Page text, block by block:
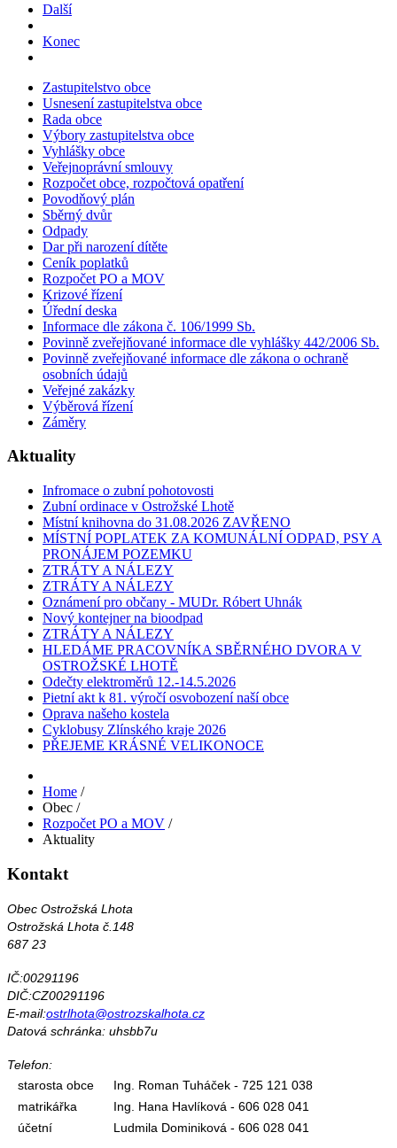
Další
Konec
Zastupitelstvo obce
Usnesení zastupitelstva obce
Rada obce
Výbory zastupitelstva obce
Vyhlášky obce
Veřejnoprávní smlouvy
Rozpočet obce, rozpočtová opatření
Povodňový plán
Sběrný dvůr
Odpady
Dar při narození dítěte
Ceník poplatků
Rozpočet PO a MOV
Krizové řízení
Úřední deska
Informace dle zákona č. 106/1999 Sb.
Povinně zveřejňované informace dle vyhlášky 442/2006 Sb.
Povinně zveřejňované informace dle zákona o ochraně
osobních údajů
Veřejné zakázky
Výběrová řízení
Záměry
Aktuality
Infromace o zubní pohotovosti
Zubní ordinace v Ostrožské Lhotě
Místní knihovna do 31.08.2026 ZAVŘENO
MÍSTNÍ POPLATEK ZA KOMUNÁLNÍ ODPAD, PSY A
PRONÁJEM POZEMKU
ZTRÁTY A NÁLEZY
ZTRÁTY A NÁLEZY
Oznámení pro občany - MUDr. Róbert Uhnák
Nový kontejner na bioodpad
ZTRÁTY A NÁLEZY
HLEDÁME PRACOVNÍKA SBĚRNÉHO DVORA V
OSTROŽSKÉ LHOTĚ
Odečty elektroměrů 12.-14.5.2026
Pietní akt k 81. výročí osvobození naší obce
Oprava našeho kostela
Cyklobusy Zlínského kraje 2026
PŘEJEME KRÁSNÉ VELIKONOCE
Home /
Obec /
Rozpočet PO a MOV /
Aktuality
Kontakt
Obec Ostrožská Lhota
Ostrožská Lhota č.148
687 23
IČ:00291196
DIČ:CZ00291196
E-mail:ostrlhota@ostrozskalhota.cz
Datová schránka: uhsbb7u
Telefon:
starosta obce
Ing. Roman Tuháček - 725 121 038
matrikářka
Ing. Hana Havlíková - 606 028 041
účetní
Ludmila Dominiková - 606 028 041